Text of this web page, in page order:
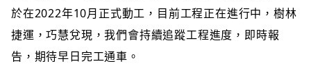
於在2022年10月正式動工，目前工程正在進行中，樹林
捷運，巧慧兌現，我們會持續追蹤工程進度，即時報
告，期待早日完工通車。